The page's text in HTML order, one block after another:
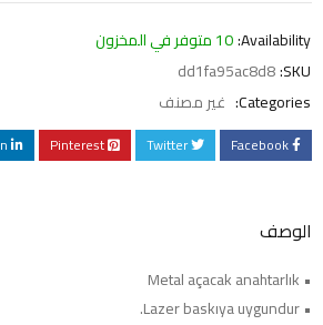
Availability: 10 متوفر في المخزون
SKU:
dd1fa95ac8d8
Categories: غير مصنف
Facebook
Twitter
Pinterest
الوصف
• Metal açacak anahtarlık
• Lazer baskıya uygundur.